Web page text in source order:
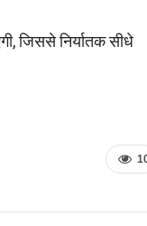
जिससे निर्यातक सीधे